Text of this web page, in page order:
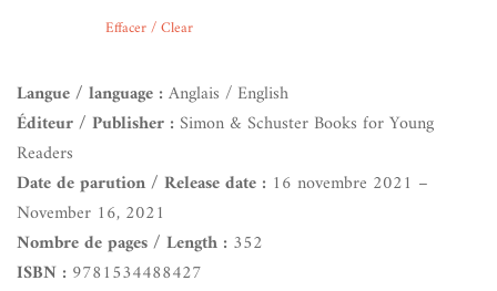
Effacer / Clear
Langue / language :Anglais / English
Éditeur / Publisher :Simon & Schuster Books for Young
Readers
Date de parution / Release date : 16 novembre 2021 –
November 16, 2021
Nombre de pages / Length : 352
ISBN : 9781534488427